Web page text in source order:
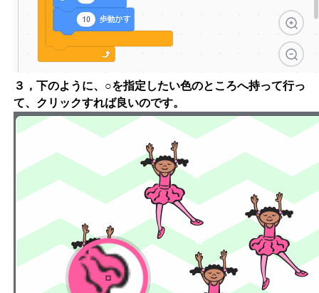
３，下のように、○を指定したい色のところへ持って行っ
て、クリックすれば良いのです。